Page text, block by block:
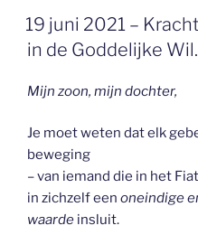
GEPLAATST
OP
19 juni 2021 –
in de Goddelijke Wil.
Mijn zoon, mijn dochter,
Je moet weten dat elk
beweging
– van iemand die in het
in zichzelf een oneindige
waarde insluit.